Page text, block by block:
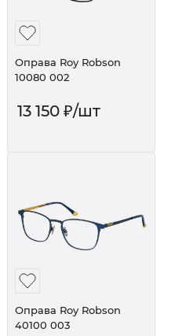
Оправа Roy Robson
10080 002
13 150₽/шт
Оправа Roy Robson
40100 003